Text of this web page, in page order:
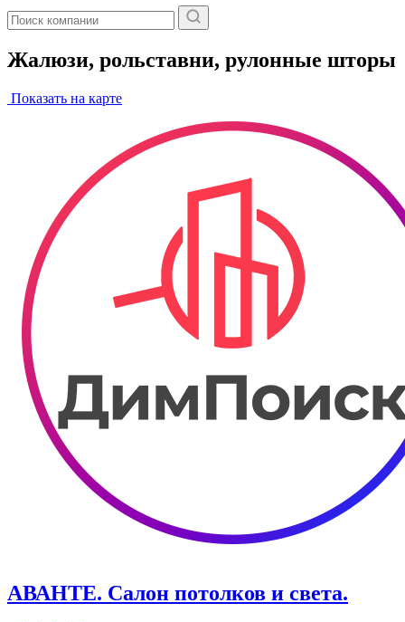
Жалюзи, рольставни, рулонные шторы
Показать на карте
АВАНТЕ. Салон потолков и света.